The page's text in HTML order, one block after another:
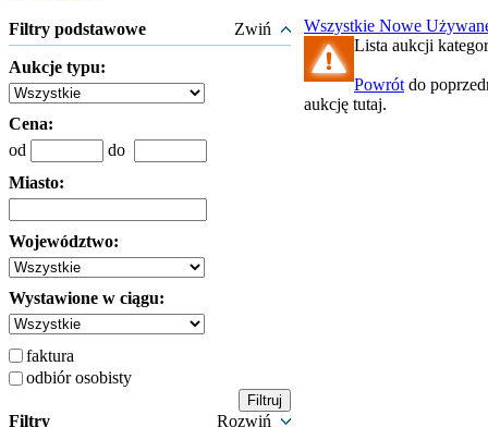
Filtry podstawowe Zwiń
Aukcje typu:
Cena:
od
do
Miasto:
Województwo:
Wystawione w ciągu:
faktura
odbiór osobisty
Filtry
Rozwiń
Wszystkie Nowe
Lista aukcji
Powrót do
aukcję tutaj.